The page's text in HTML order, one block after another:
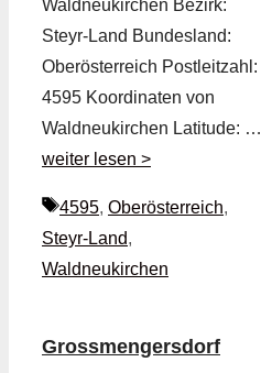
Waldneukirchen Bezirk:
Steyr-Land Bundesland:
Oberösterreich Postleitzahl:
4595 Koordinaten von
Waldneukirchen Latitude: …
weiter lesen >
Schlagwörter
4595, Oberösterreich,
Steyr-Land,
Waldneukirchen
Grossmengersdorf